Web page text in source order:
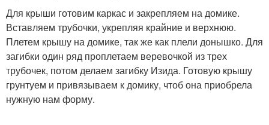
Для крыши готовим каркас и закрепляем на домике.
Вставляем трубочки, укрепляя крайние и верхнюю.
Плетем крышу на домике, так же как плели донышко. Для
загибки один ряд проплетаем веревочкой из трех
трубочек, потом делаем загибку Изида. Готовую крышу
грунтуем и привязываем к домику, чтоб она приобрела
нужную нам форму.